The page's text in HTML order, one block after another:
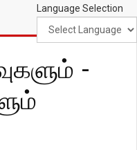
Language Selection
-